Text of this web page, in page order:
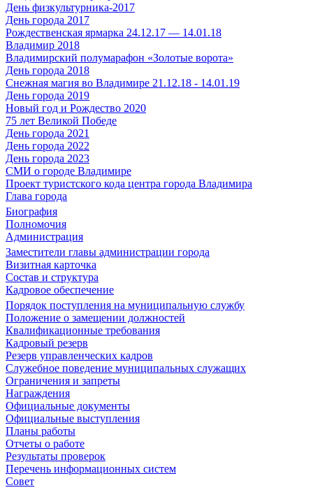
День физкультурника-2017
День города 2017
Рождественская ярмарка 24.12.17 — 14.01.18
Владимир 2018
Владимирский полумарафон «Золотые ворота»
День города 2018
Снежная магия во Владимире 21.12.18 - 14.01.19
День города 2019
Новый год и Рождество 2020
75 лет Великой Победе
День города 2021
День города 2022
День города 2023
СМИ о городе Владимире
Проект туристского кода центра города Владимира
Глава города
Биография
Полномочия
Администрация
Заместители главы администрации города
Визитная карточка
Состав и структура
Кадровое обеспечение
Порядок поступления на муниципальную службу
Положение о замещении должностей
Квалификационные требования
Кадровый резерв
Резерв управленческих кадров
Служебное поведение муниципальных служащих
Ограничения и запреты
Награждения
Официальные документы
Официальные выступления
Планы работы
Отчеты о работе
Результаты проверок
Перечень информационных систем
Совет